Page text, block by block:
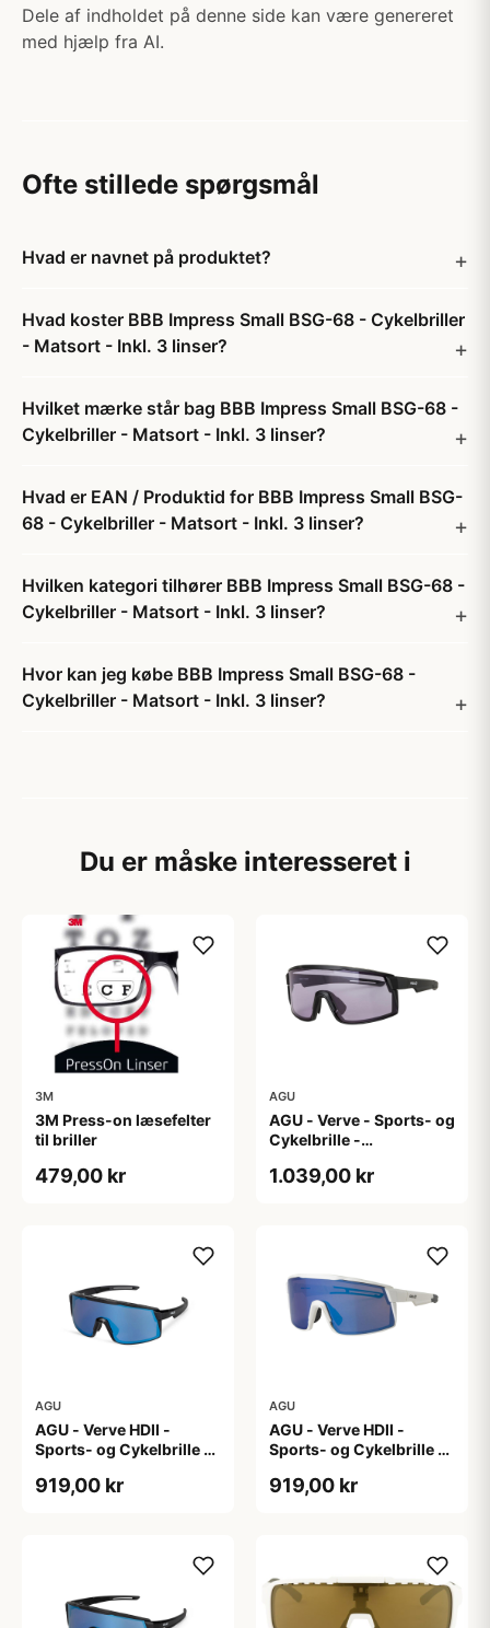
Dele af indholdet på denne side kan være genereret
med hjælp fra AI.
Ofte stillede spørgsmål
Hvad er navnet på produktet?
Hvad koster BBB Impress Small BSG-68 - Cykelbriller
- Matsort - Inkl. 3 linser?
Hvilket mærke står bag BBB Impress Small BSG-68 -
Cykelbriller - Matsort - Inkl. 3 linser?
Hvad er EAN / Produktid for BBB Impress Small BSG-
68 - Cykelbriller - Matsort - Inkl. 3 linser?
Hvilken kategori tilhører BBB Impress Small BSG-68 -
Cykelbriller - Matsort - Inkl. 3 linser?
Hvor kan jeg købe BBB Impress Small BSG-68 -
Cykelbriller - Matsort - Inkl. 3 linser?
Du er måske interesseret i
3M
3M Press-on læsefelter
til briller
479,00 kr
AGU
AGU - Verve - Sports- og
Cykelbrille -
Mat Sort
1.039,00 kr
AGU
AGU - Verve HDII -
Sports- og Cykelbrille -
919,00 kr
AGU
AGU - Verve HDII -
Sports- og Cykelbrille -
919,00 kr